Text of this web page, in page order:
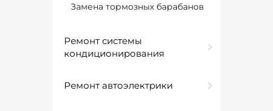
Замена тормозных барабанов
Ремонт системы
кондиционирования
Ремонт автоэлектрики